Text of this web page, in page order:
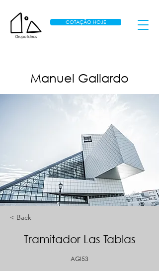
COTAÇÃO HOJE
Manuel Gallardo
< Back
Tramitador Las Tablas
AGI53